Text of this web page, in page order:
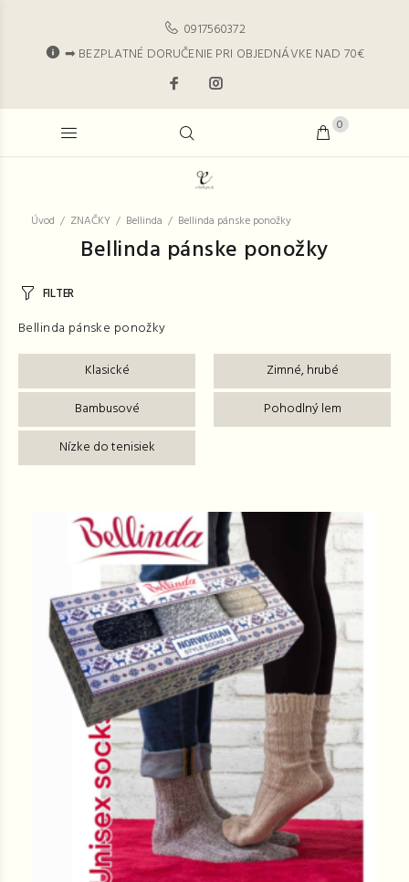
0917560372
➡ BEZPLATNÉ DORUČENIE PRI OBJEDNÁVKE NAD 70€
0
Úvod ZNAČKY Bellinda Bellinda pánske ponožky
Bellinda pánske ponožky
FILTER
Bellinda pánske ponožky
Klasické
Zimné, hrubé
Bambusové
Pohodlný lem
Nízke do tenisiek